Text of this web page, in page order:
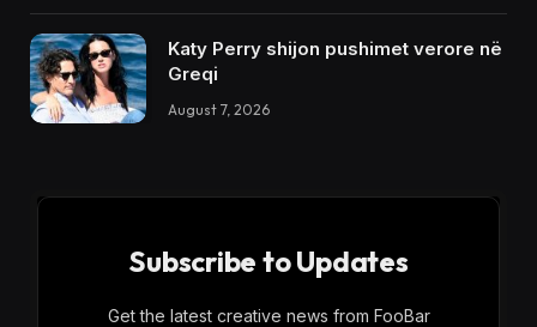
Katy Perry shijon pushimet verore në
Greqi
August 7, 2026
Subscribe to Updates
Get the latest creative news from FooBar